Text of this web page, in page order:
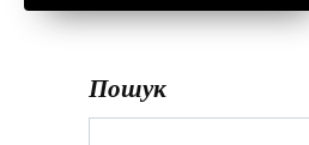
Пошук